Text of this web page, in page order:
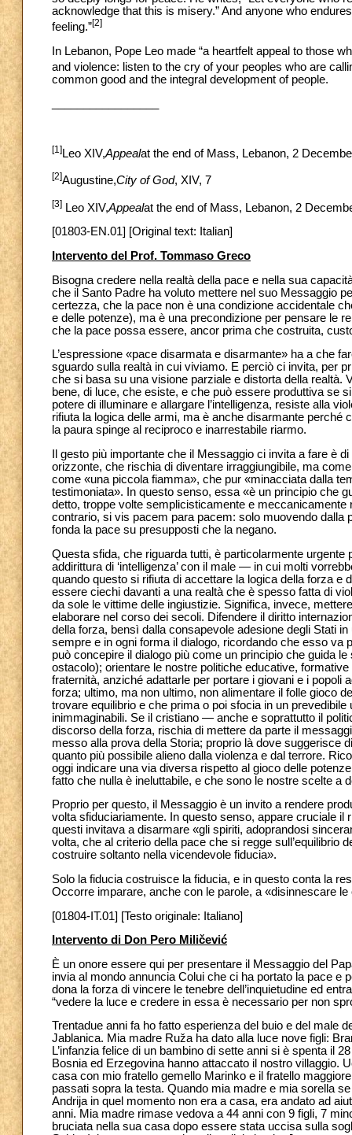
acknowledge that this is misery.” And anyone who
feeling.”[2]
In Lebanon, Pope Leo made “a heartfelt appeal to those
and violence: listen to the cry of your peoples who are
common good and the integral development of people.
[1]Leo XIV,Appealat the end of Mass, Lebanon, 2
[2]Augustine,City of God, XIV, 7
[3] Leo XIV,Appealat the end of Mass, Lebanon, 2
[01803-EN.01] [Original text: Italian]
Intervento del Prof. Tommaso Greco
Bisogna credere nella realtà della pace e nella sua
che il Santo Padre ha voluto mettere nel suo Messaggio
certezza, che la pace non è una condizione accidentale
e delle potenze), ma è una precondizione per pensare le
che la pace possa essere, ancor prima che costruita,
L’espressione «pace disarmata e disarmante» ha a che
sguardo sulla realtà in cui viviamo. E perciò ci invita, per
che si basa su una visione parziale e distorta della realtà.
bene, di luce, che esiste, e che può essere produttiva se
potere di illuminare e allargare l’intelligenza, resiste alla
rifiuta la logica delle armi, ma è anche disarmante perché
la paura spinge al reciproco e inarrestabile riarmo.
Il gesto più importante che il Messaggio ci invita a fare è
orizzonte, che rischia di diventare irraggiungibile, ma
come «una piccola fiamma», che pur «minacciata dalla
testimoniata». In questo senso, essa «è un principio che
detto, troppe volte semplicisticamente e
contrario, si vis pacem para pacem: solo muovendo dalla
fonda la pace su presupposti che la negano.
Questa sfida, che riguarda tutti, è particolarmente
addirittura di ‘intelligenza’ con il male — in cui molti
quando questo si rifiuta di accettare la logica della forza e
essere ciechi davanti a una realtà che è spesso fatta di
da sole le vittime delle ingiustizie. Significa, invece,
elaborare nel corso dei secoli. Difendere il diritto
della forza, bensì dalla consapevole adesione degli Stati
sempre e in ogni forma il dialogo, ricordando che esso va
può concepire il dialogo più come un principio che guida
ostacolo); orientare le nostre politiche educative,
fraternità, anziché adattarle per portare i giovani e i popoli
forza; ultimo, ma non ultimo, non alimentare il folle gioco
trovare equilibrio e che prima o poi sfocia in un
inimmaginabili. Se il cristiano — anche e soprattutto il
discorso della forza, rischia di mettere da parte il
messo alla prova della Storia; proprio là dove suggerisce
quanto più possibile alieno dalla violenza e dal terrore.
oggi indicare una via diversa rispetto al gioco delle
fatto che nulla è ineluttabile, e che sono le nostre scelte a
Proprio per questo, il Messaggio è un invito a rendere
volta sfiduciariamente. In questo senso, appare cruciale
questi invitava a disarmare «gli spiriti, adoprandosi
volta, che al criterio della pace che si regge sull’equilibrio
costruire soltanto nella vicendevole fiducia».
Solo la fiducia costruisce la fiducia, e in questo conta la
Occorre imparare, anche con le parole, a «disinnescare le
[01804-IT.01] [Testo originale: Italiano]
Intervento di Don Pero Miličević
È un onore essere qui per presentare il Messaggio del
invia al mondo annuncia Colui che ci ha portato la pace e
dona la forza di vincere le tenebre dell’inquietudine ed
“vedere la luce e credere in essa è necessario per non
Trentadue anni fa ho fatto esperienza del buio e del male
Jablanica. Mia madre Ruža ha dato alla luce nove figli:
L’infanzia felice di un bambino di sette anni si è spenta il
Bosnia ed Erzegovina hanno attaccato il nostro villaggio.
casa con mio fratello gemello Marinko e il fratello
passati sopra la testa. Quando mia madre e mia sorella
Andrija in quel momento non era a casa, era andato ad
anni. Mia madre rimase vedova a 44 anni con 9 figli, 7
bruciata nella sua casa dopo essere stata uccisa sulla